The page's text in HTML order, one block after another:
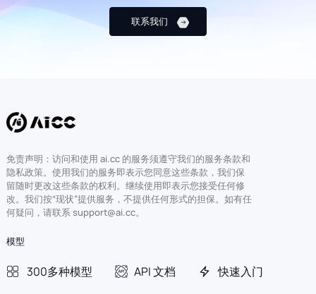
联系我们
免责声明：访问和使用 ai.cc 的服务须遵守我们的服务条款和
隐私政策。使用我们的服务即表示您同意这些条款，我们保
留随时更改这些条款的权利。继续使用即表示您接受任何修
改。我们按“现状”提供服务，不提供任何形式的担保。如有任
何疑问，请联系 support@ai.cc。
模型
300多种模型 API 文档 快速入门